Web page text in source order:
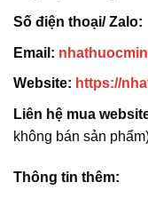
Số điện thoại/ Zalo:
Email:
Website: https://
Liên hệ mua
không bán sản
Thông tin thêm: